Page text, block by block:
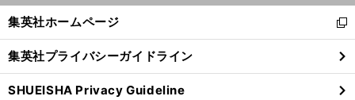
閉
る
集英社ホームページ
新
し
い
ウ
ィ
集英社プライバシーガイドライン
SHUEISHA Privacy Guideline